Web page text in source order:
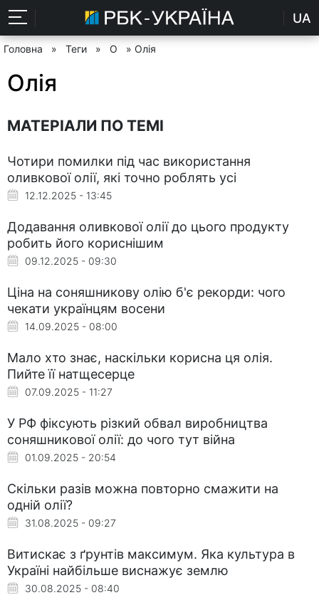
UA
Головна » Теги » О » Олія
Олія
МАТЕРІАЛИ ПО ТЕМІ
Чотири помилки під час використання
оливкової олії, які точно роблять усі
12.12.2025 - 13:45
Додавання оливкової олії до цього продукту
робить його кориснішим
09.12.2025 - 09:30
Ціна на соняшникову олію б'є рекорди: чого
чекати українцям восени
14.09.2025 - 08:00
Мало хто знає, наскільки корисна ця олія.
Пийте її натщесерце
07.09.2025 - 11:27
У РФ фіксують різкий обвал виробництва
соняшникової олії: до чого тут війна
01.09.2025 - 20:54
Скільки разів можна повторно смажити на
одній олії?
31.08.2025 - 09:27
Витискає з ґрунтів максимум. Яка культура в
Україні найбільше виснажує землю
30.08.2025 - 08:40